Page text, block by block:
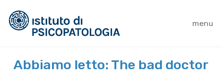
menu
Abbiamo letto: The bad doctor